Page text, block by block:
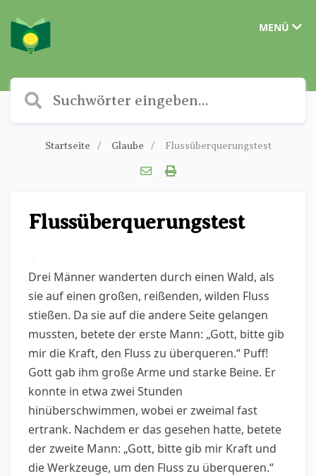
MENÜ
Startseite Glaube Flussüberquerungstest
Flussüberquerungstest
Drei Männer wanderten durch einen Wald, als
sie auf einen großen, reißenden, wilden Fluss
stießen. Da sie auf die andere Seite gelangen
mussten, betete der erste Mann: „Gott, bitte gib
mir die Kraft, den Fluss zu überqueren.“ Puff!
Gott gab ihm große Arme und starke Beine. Er
konnte in etwa zwei Stunden
hinüberschwimmen, wobei er zweimal fast
ertrank. Nachdem er das gesehen hatte, betete
der zweite Mann: „Gott, bitte gib mir Kraft und
die Werkzeuge, um den Fluss zu überqueren.“